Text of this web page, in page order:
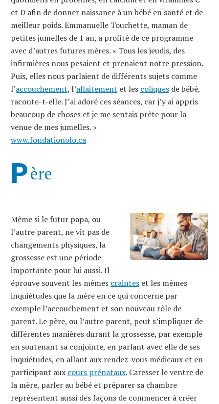
et D afin de donner naissance à un bébé en santé et de
meilleur poids. Emmanuelle Touchette, maman de
petites jumelles de 1 an, a profité de ce programme
avec d’autres futures mères. « Tous les jeudis, des
infirmières nous pesaient et prenaient notre pression.
Puis, elles nous parlaient de différents sujets comme
l’accouchement, l’allaitement et les coliques de bébé,
raconte-t-elle. J’ai adoré ces séances, car j’y ai appris
beaucoup de choses et je me sentais prête pour la
venue de mes jumelles. »
www.fondationolo.ca
Père
Même si le futur papa, ou
l’autre parent, ne vit pas de
changements physiques, la
grossesse est une période
importante pour lui aussi. Il
éprouve souvent les mêmes craintes et les mêmes
inquiétudes que la mère en ce qui concerne par
exemple l’accouchement et son nouveau rôle de
parent. Le père, ou l’autre parent, peut s’impliquer de
différentes manières durant la grossesse, par exemple
en soutenant sa conjointe, en parlant avec elle de ses
inquiétudes, en allant aux rendez-vous médicaux et en
participant aux cours prénataux. Caresser le ventre de
la mère, parler au bébé et préparer sa chambre
représentent aussi des façons de commencer à créer